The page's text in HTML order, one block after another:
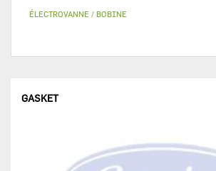
ÉLECTROVANNE / BOBINE
GASKET